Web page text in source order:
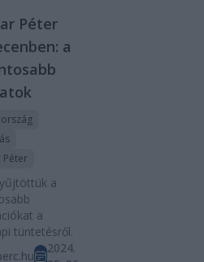
Péter
a
Péter
a
a
tüntetésről.
2024.